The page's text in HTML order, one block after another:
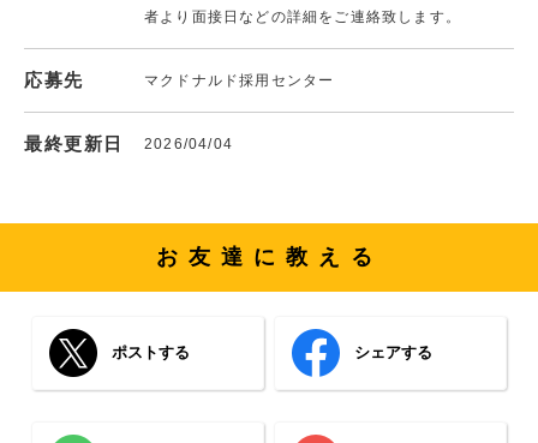
者より面接日などの詳細をご連絡致します。
応募先 マクドナルド採用センター
最終更新日 2026/04/04
お友達に教える
ポストする シェアする